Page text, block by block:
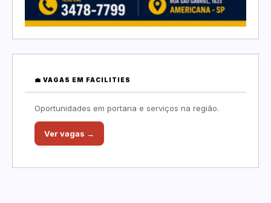
💼 VAGAS EM FACILITIES
Oportunidades em portaria e serviços na região.
Ver vagas →